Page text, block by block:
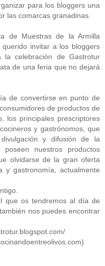
para los bloggers una
las comarcas granadinas.
de Muestras de la Armilla
invitar a los bloggers
celebración de Gastrotur
de una feria que no dejará
de convertirse en punto de
de productos de
los principales prescriptores
y gastrónomos, que
y difusión de la
nuestros productos
olvidarse de la gran oferta
y gastronomía, actualmente
que os tendremos al día de
nos puedes encontrar